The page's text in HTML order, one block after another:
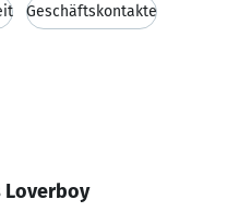
Geschäftskontakte
Loverboy